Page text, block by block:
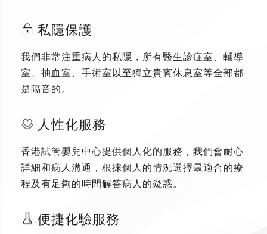
私隱保護
我們非常注重病人的私隱，所有醫生診症室、輔導
室、抽血室、手術室以至獨立貴賓休息室等全部都
是隔音的。
人性化服務
香港試管嬰兒中心提供個人化的服務，我們會耐心
詳細和病人溝通，根據個人的情況選擇最適合的療
程及有足夠的時間解答病人的疑惑。
便捷化驗服務